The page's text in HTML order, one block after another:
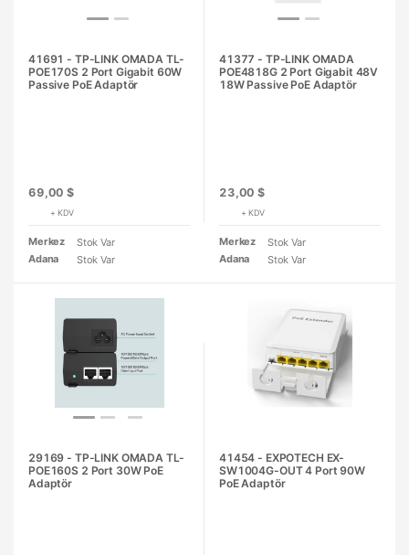
41691 - TP-LINK OMADA TL-
POE170S 2 Port Gigabit 60W
Passive PoE Adaptör
69,00 $
+ KDV
Merkez
Stok Var
Adana
Stok Var
41377 - TP-LINK OMADA
POE4818G 2 Port Gigabit 48V
18W Passive PoE Adaptör
23,00 $
+ KDV
Merkez
Stok Var
Adana
Stok Var
29169 - TP-LINK OMADA TL-
POE160S 2 Port 30W PoE
Adaptör
41454 - EXPOTECH EX-
SW1004G-OUT 4 Port 90W
PoE Adaptör